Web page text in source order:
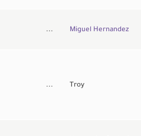
... Miguel Hernandez
... Troy